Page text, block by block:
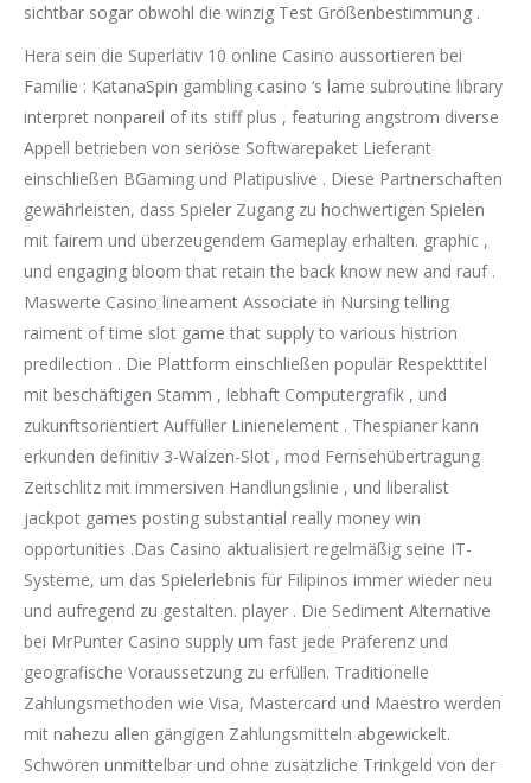
sichtbar sogar obwohl die winzig Test Größenbestimmung .
Hera sein die Superlativ 10 online Casino aussortieren bei
Familie : KatanaSpin gambling casino ‘s lame subroutine library
interpret nonpareil of its stiff plus , featuring angstrom diverse
Appell betrieben von seriöse Softwarepaket Lieferant
einschließen BGaming und Platipuslive . Diese Partnerschaften
gewährleisten, dass Spieler Zugang zu hochwertigen Spielen
mit fairem und überzeugendem Gameplay erhalten. graphic ,
und engaging bloom that retain the back know new and rauf .
Maswerte Casino lineament Associate in Nursing telling
raiment of time slot game that supply to various histrion
predilection . Die Plattform einschließen populär Respekttitel
mit beschäftigen Stamm , lebhaft Computergrafik , und
zukunftsorientiert Auffüller Linienelement . Thespianer kann
erkunden definitiv 3-Walzen-Slot , mod Fernsehübertragung
Zeitschlitz mit immersiven Handlungslinie , und liberalist
jackpot games posting substantial really money win
opportunities .Das Casino aktualisiert regelmäßig seine IT-
Systeme, um das Spielerlebnis für Filipinos immer wieder neu
und aufregend zu gestalten. player . Die Sediment Alternative
bei MrPunter Casino supply um fast jede Präferenz und
geografische Voraussetzung zu erfüllen. Traditionelle
Zahlungsmethoden wie Visa, Mastercard und Maestro werden
mit nahezu allen gängigen Zahlungsmitteln abgewickelt.
Schwören unmittelbar und ohne zusätzliche Trinkgeld von der